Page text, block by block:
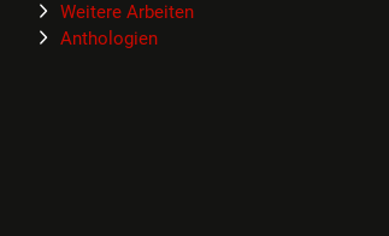
Weitere Arbeiten
Anthologien